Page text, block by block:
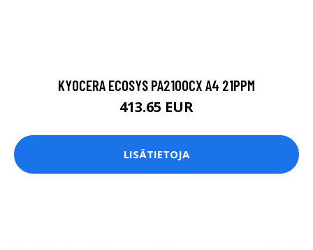
KYOCERA ECOSYS PA2100CX A4 21PPM
413.65 EUR
LISÄTIETOJA